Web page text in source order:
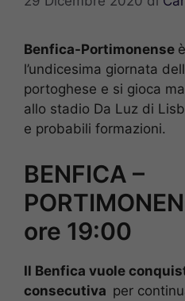
Benfica-Portimonense
l’undicesima giornata
portoghese e si gioca
allo stadio Da Luz di
e probabili formazioni.
BENFICA –
ore 19:00
Il Benfica vuole
consecutiva per